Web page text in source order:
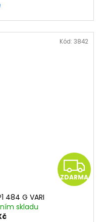
odběru.
Z
D
ZDARMA
484 G VARI
skladu
Kód: 3842